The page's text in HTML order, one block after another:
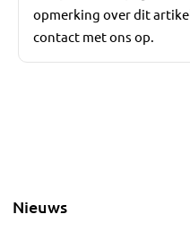
opmerking over dit
contact met ons op.
Nieuws